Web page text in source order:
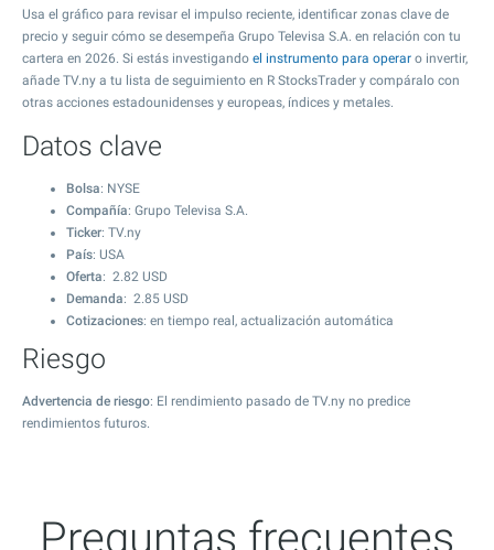
Usa el gráfico para revisar el impulso reciente, identificar zonas clave de
precio y seguir cómo se desempeña Grupo Televisa S.A. en relación con tu
cartera en 2026. Si estás investigando el instrumento para operar o invertir,
añade TV.ny a tu lista de seguimiento en R StocksTrader y compáralo con
otras acciones estadounidenses y europeas, índices y metales.
Datos clave
Bolsa: NYSE
Compañía: Grupo Televisa S.A.
Ticker: TV.ny
País: USA
Oferta: 2.82 USD
Demanda: 2.85 USD
Cotizaciones: en tiempo real, actualización automática
Riesgo
Advertencia de riesgo: El rendimiento pasado de TV.ny no predice
rendimientos futuros.
Preguntas frecuentes